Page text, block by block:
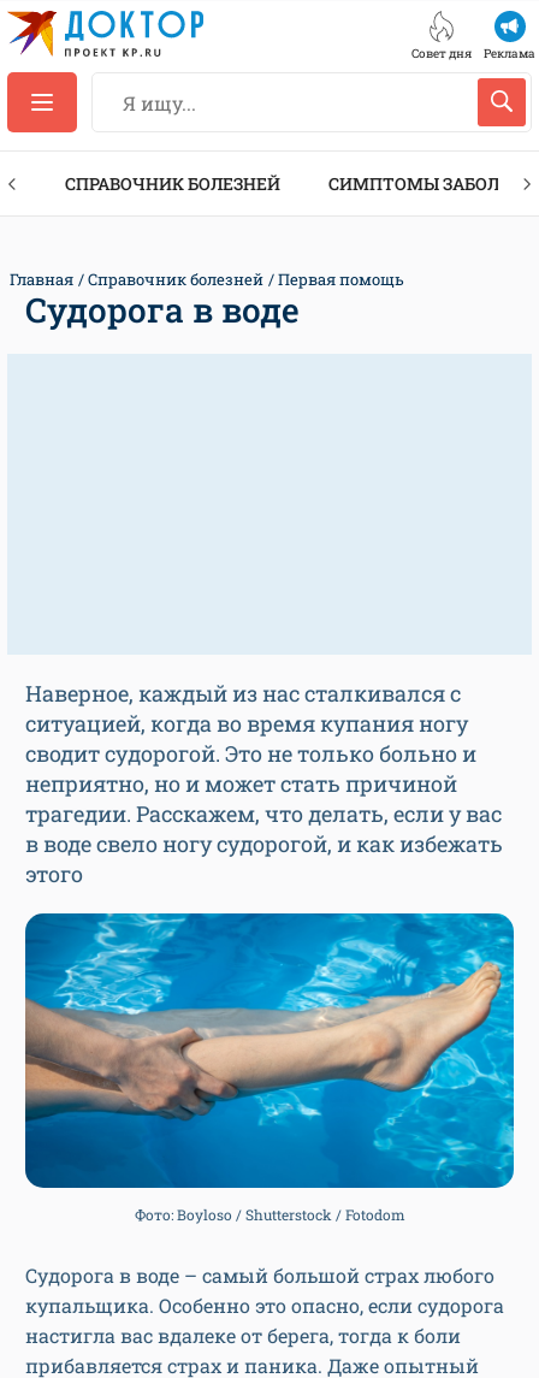
Совет дня Реклама
СПРАВОЧНИК БОЛЕЗНЕЙ СИМПТОМЫ
Главная Справочник болезней Первая помощь
Судорога в воде
Наверное, каждый из нас сталкивался с
ситуацией, когда во время купания ногу
сводит судорогой. Это не только больно и
неприятно, но и может стать причиной
трагедии. Расскажем, что делать, если у вас
в воде свело ногу судорогой, и как избежать
этого
Фото: Boyloso / Shutterstock / Fotodom
Судорога в воде – самый большой страх любого
купальщика. Особенно это опасно, если судорога
настигла вас вдалеке от берега, тогда к боли
прибавляется страх и паника. Даже опытный